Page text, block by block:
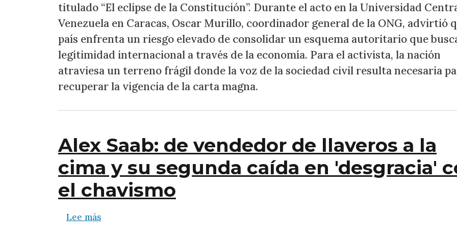
titulado “El eclipse de la Constitución”. Durante el acto en la Universidad
Venezuela en Caracas, Oscar Murillo, coordinador general de la ONG, advirtió
país enfrenta un riesgo elevado de consolidar un esquema autoritario que
legitimidad internacional a través de la economía. Para el activista, la nación
atraviesa un terreno frágil donde la voz de la sociedad civil resulta necesaria
recuperar la vigencia de la carta magna.
Alex Saab: de vendedor de llaveros a la
cima y su segunda caída en 'desgracia'
el chavismo
Lee mássobre Alex Saab: de vendedor de llaveros a la cima y su segunda caída en 'desgracia'